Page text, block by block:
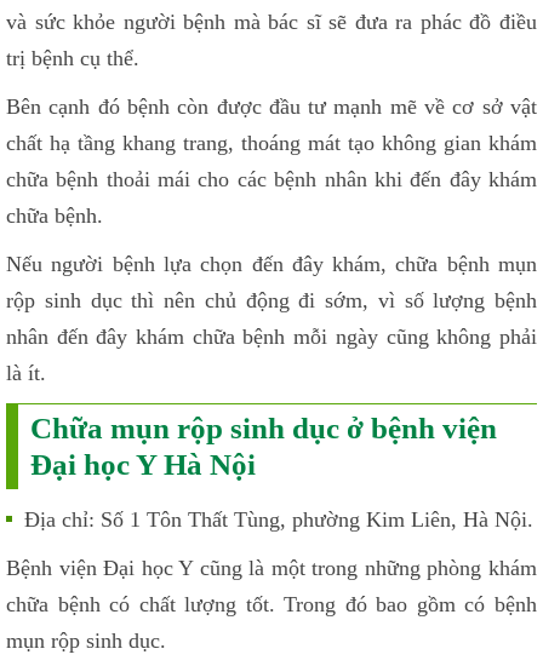
và sức khỏe người bệnh mà bác sĩ sẽ đưa ra phác đồ điều
trị bệnh cụ thể.
Bên cạnh đó bệnh còn được đầu tư mạnh mẽ về cơ sở vật
chất hạ tầng khang trang, thoáng mát tạo không gian khám
chữa bệnh thoải mái cho các bệnh nhân khi đến đây khám
chữa bệnh.
Nếu người bệnh lựa chọn đến đây khám, chữa bệnh mụn
rộp sinh dục thì nên chủ động đi sớm, vì số lượng bệnh
nhân đến đây khám chữa bệnh mỗi ngày cũng không phải
là ít.
Chữa mụn rộp sinh dục ở bệnh viện
Đại học Y Hà Nội
Địa chỉ: Số 1 Tôn Thất Tùng, phường Kim Liên, Hà Nội.
Bệnh viện Đại học Y cũng là một trong những phòng khám
chữa bệnh có chất lượng tốt. Trong đó bao gồm có bệnh
mụn rộp sinh dục.